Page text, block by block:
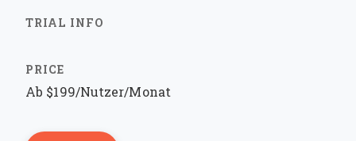
Ab $199/Nutzer/Monat